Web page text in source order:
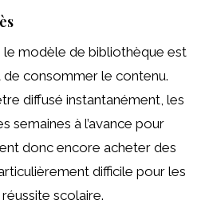
le modèle de bibliothèque est
consommer le contenu.
diffusé instantanément, les
semaines à l’avance pour
donc encore acheter des
difficile pour les
scolaire.